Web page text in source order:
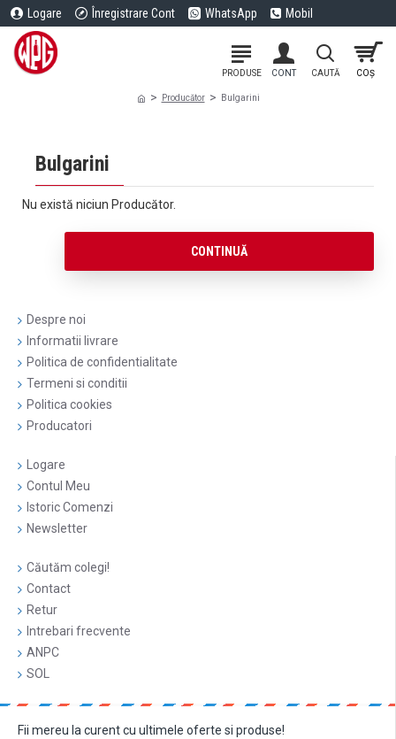
Logare Înregistrare Cont WhatsApp Mobil
Producător Bulgarini
Bulgarini
Nu există niciun Producător.
CONTINUĂ
Despre noi
Informatii livrare
Politica de confidentialitate
Termeni si conditii
Politica cookies
Producatori
Logare
Contul Meu
Istoric Comenzi
Newsletter
Căutăm colegi!
Contact
Retur
Intrebari frecvente
ANPC
SOL
Fii mereu la curent cu ultimele oferte si produse!